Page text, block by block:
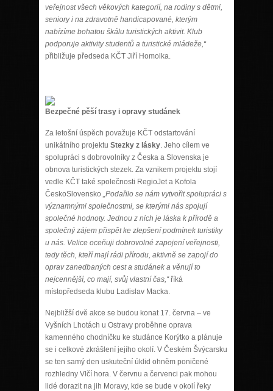
veřejnost všech věkových kategorií, na rodiny s dětmi,
seniory i na zdravotně handicapované, kterým
nabízíme bohatou škálu turistických aktivit. Klub
podporuje aktivity studentů a turistické mládeže,“
přibližuje předseda KČT Jiří Homolka.
Bezpečné pěší trasy i opravy studánek
Za letošní úspěch považuje KČT odstartování
unikátního projektu Stezky z lásky. Jeho cílem ve
spolupráci s dobrovolníky z Česka a Slovenska je
obnova turistických stezek. Za vznikem projektu stojí
vedle KČT také společnosti RegioJet a Kofola
ČeskoSlovensko.„Podařilo se nám vytvořit spolupráci s
významnými společnostmi, se kterými nás spojují
společné hodnoty. Jednou z nich je láska k přírodě a
společný zájem přispět ke zlepšení podmínek turistiky
u nás. Velice oceňuji dobrovolné zapojení veřejnosti,
tedy těch, kteří mají rádi přírodu, aktivně se zapojí do
oprav zanedbaných cest a studánek a věnují to
nejcennější, co mají, svůj vlastní čas,“říká
místopředseda klubu Ladislav Macka.
Nejbližší dvě akce se budou konat 17. června – ve
Vyšních Lhotách u Ostravy proběhne oprava
kamenného chodníčku ke studánce Korýtko a plánuje
se i celkové zkrášlení jejího okolí. V Českém Švýcarsku
se ten samý den uskuteční úklid ohněm poničené
rozhledny Vlčí hora. V červnu a červenci pak mohou
lidé dorazit na jih Moravy, kde se bude v okolí řeky